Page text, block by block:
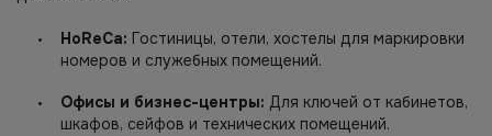
HoReCa: Гостиницы, отели, хостелы для маркировки
номеров и служебных помещений.
Офисы и бизнес-центры: Для ключей от кабинетов,
шкафов, сейфов и технических помещений.